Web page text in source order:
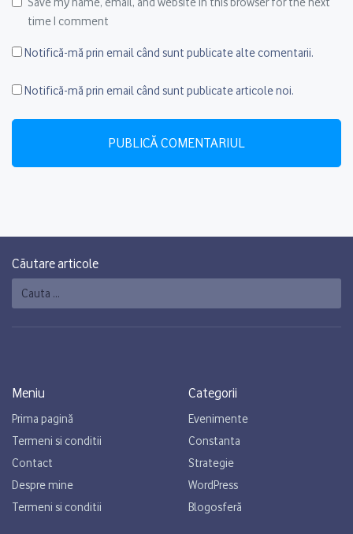
time I comment
Notifică-mă prin email când sunt publicate alte comentarii.
Notifică-mă prin email când sunt publicate articole noi.
Căutare articole
Caută
Meniu
Prima pagină
Termeni si conditii
Contact
Despre mine
Termeni si conditii
Categorii
Evenimente
Constanta
Strategie
WordPress
Blogosferă